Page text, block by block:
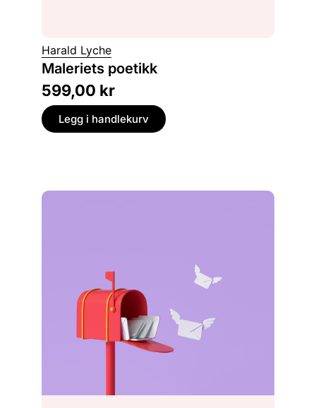
Harald Lyche
Maleriets poetikk
599,00 kr
Legg i handlekurv